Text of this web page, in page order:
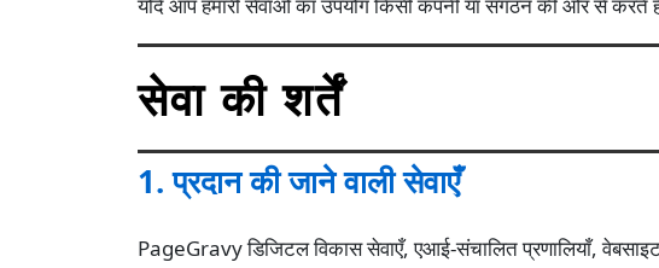
सेवा की शर्तें
1. प्रदान की जाने वाली सेवाएँ
PageGravy डिजिटल विकास सेवाएँ, एआई-संचालित प्रणालियाँ,